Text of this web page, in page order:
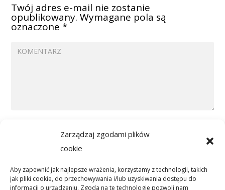
Zarządzaj zgodami plików
cookie
Aby zapewnić jak najlepsze wrażenia, korzystamy z technologii, takich
jak pliki cookie, do przechowywania i/lub uzyskiwania dostępu do
informacji o urządzeniu. Zgoda na te technologie pozwoli nam
Twój adres e-mail nie zostanie
opublikowany. Wymagane pola są
oznaczone *